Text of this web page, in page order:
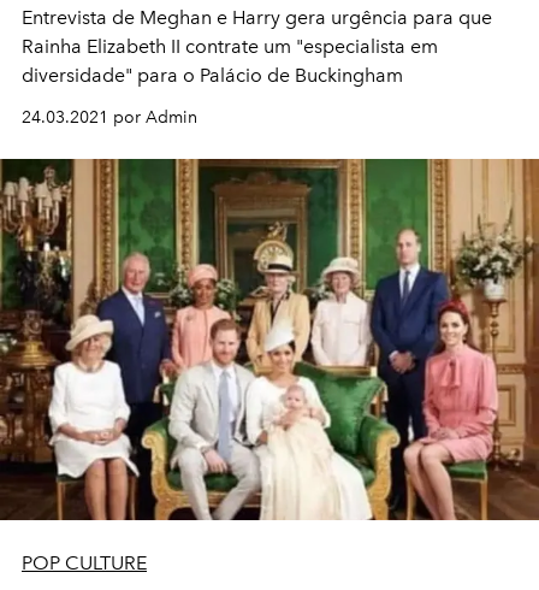
Entrevista de Meghan e Harry gera urgência para que
Rainha Elizabeth II contrate um "especialista em
diversidade" para o Palácio de Buckingham
24.03.2021 por Admin
POP CULTURE